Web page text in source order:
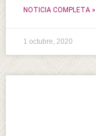
NOTICIA COMPLETA »
1 octubre, 2020